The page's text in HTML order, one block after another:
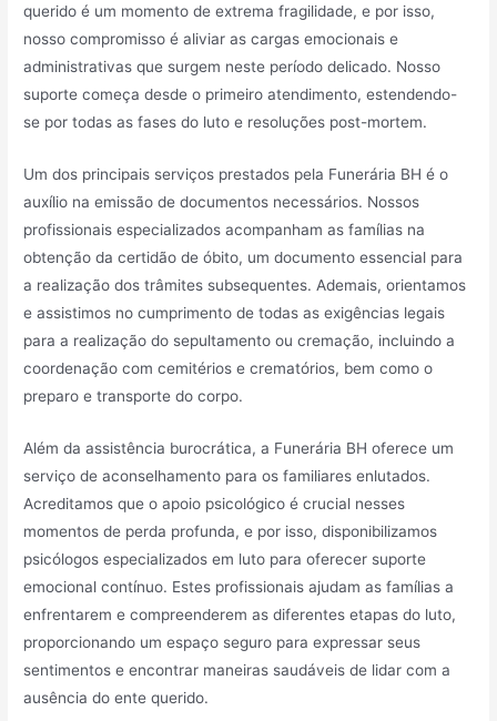
querido é um momento de extrema fragilidade, e por isso,
nosso compromisso é aliviar as cargas emocionais e
administrativas que surgem neste período delicado. Nosso
suporte começa desde o primeiro atendimento, estendendo-
se por todas as fases do luto e resoluções post-mortem.
Um dos principais serviços prestados pela Funerária BH é o
auxílio na emissão de documentos necessários. Nossos
profissionais especializados acompanham as famílias na
obtenção da certidão de óbito, um documento essencial para
a realização dos trâmites subsequentes. Ademais, orientamos
e assistimos no cumprimento de todas as exigências legais
para a realização do sepultamento ou cremação, incluindo a
coordenação com cemitérios e crematórios, bem como o
preparo e transporte do corpo.
Além da assistência burocrática, a Funerária BH oferece um
serviço de aconselhamento para os familiares enlutados.
Acreditamos que o apoio psicológico é crucial nesses
momentos de perda profunda, e por isso, disponibilizamos
psicólogos especializados em luto para oferecer suporte
emocional contínuo. Estes profissionais ajudam as famílias a
enfrentarem e compreenderem as diferentes etapas do luto,
proporcionando um espaço seguro para expressar seus
sentimentos e encontrar maneiras saudáveis de lidar com a
ausência do ente querido.